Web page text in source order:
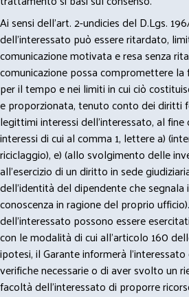
Ai sensi dell’art. 2-undicies del D.Lgs.
dell’interessato può essere ritardato,
comunicazione motivata e resa senza
comunicazione possa compromettere
per il tempo e nei limiti in cui ciò
e proporzionata, tenuto conto dei diritti
legittimi interessi dell’interessato, al
interessi di cui al comma 1, lettere a)
riciclaggio), e) (allo svolgimento delle
all’esercizio di un diritto in sede
dell’identità del dipendente che
conoscenza in ragione del proprio
dell’interessato possono essere
con le modalità di cui all’articolo 160
ipotesi, il Garante informerà
verifiche necessarie o di aver svolto un
facoltà dell’interessato di proporre